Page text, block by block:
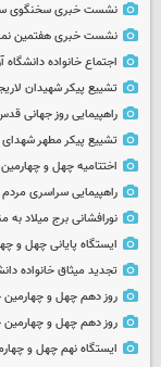
نشست خبری سخنگوی
نشست خبری هفتمین
اجتماع خانواده
تشییع پیکر شهیدان
راهپیمایی روز جهانی
تشییع پیکر مطهر
اختتامیه چهل و
راهپیمایی سراسری مردم
نورافشانی برج میلاد
ایستگاه پایانی چهل و
تجدید میثاق خانواده
روز دهم چهل و
روز دهم چهل و
ایستگاه نهم چهل و